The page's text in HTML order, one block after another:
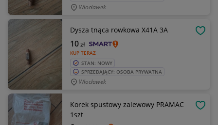
Włocławek
Dysza tnąca rowkowa X41A 3A
KUP TERAZ
10zł
STAN: NOWY
SPRZEDAJĄCY: OSOBA PRYWATNA
Włocławek
Korek spustowy zalewowy PRAMAC
1szt